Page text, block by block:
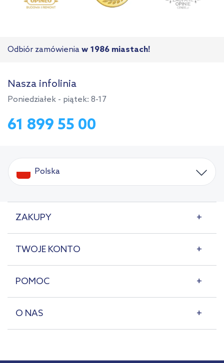
Odbiór zamówienia w 1986 miastach!
Nasza infolinia
Poniedziałek - piątek: 8-17
61 899 55 00
Polska
ZAKUPY
TWOJE KONTO
POMOC
O NAS